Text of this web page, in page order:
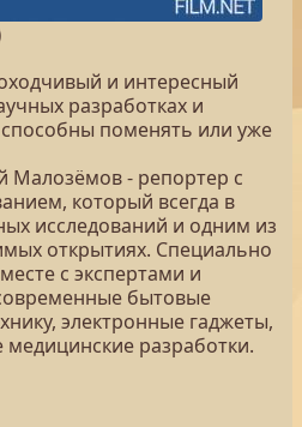
и интересный
разработках и
поменять или уже
Малозёмов - репортер с
который всегда в
исследований и одним из
открытиях. Специально
с экспертами и
бытовые
электронные гаджеты,
медицинские разработки.